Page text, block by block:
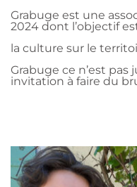
Grabuge est une
2024 dont l’objectif
la culture sur le
Grabuge ce n’est pas
invitation à faire du